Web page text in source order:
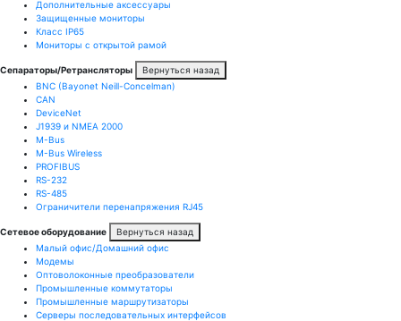
Дополнительные аксессуары
Защищенные мониторы
Класс IP65
Мониторы с открытой рамой
Сепараторы/Ретрансляторы
Вернуться назад
BNC (Bayonet Neill-Concelman)
CAN
DeviceNet
J1939 и NMEA 2000
M-Bus
M-Bus Wireless
PROFIBUS
RS-232
RS-485
Ограничители перенапряжения RJ45
Сетевое оборудование
Вернуться назад
Малый офис/Домашний офис
Модемы
Оптоволоконные преобразователи
Промышленные коммутаторы
Промышленные маршрутизаторы
Серверы последовательных интерфейсов